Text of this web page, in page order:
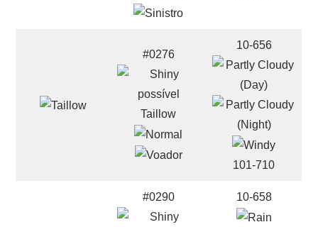
#0276
Taillow
10-656
101-710
#0290 10-658